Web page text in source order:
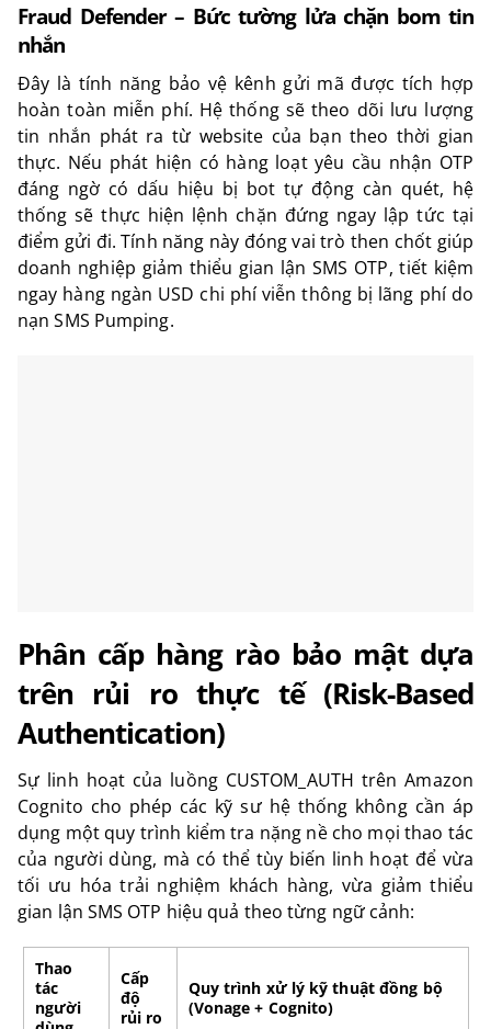
Fraud Defender – Bức tường lửa chặn bom tin
nhắn
Đây là tính năng bảo vệ kênh gửi mã được tích hợp
hoàn toàn miễn phí. Hệ thống sẽ theo dõi lưu lượng
tin nhắn phát ra từ website của bạn theo thời gian
thực. Nếu phát hiện có hàng loạt yêu cầu nhận OTP
đáng ngờ có dấu hiệu bị bot tự động càn quét, hệ
thống sẽ thực hiện lệnh chặn đứng ngay lập tức tại
điểm gửi đi. Tính năng này đóng vai trò then chốt giúp
doanh nghiệp giảm thiểu gian lận SMS OTP, tiết kiệm
ngay hàng ngàn USD chi phí viễn thông bị lãng phí do
nạn SMS Pumping.
Phân cấp hàng rào bảo mật dựa
trên rủi ro thực tế (Risk-Based
Authentication)
Sự linh hoạt của luồng CUSTOM_AUTH trên Amazon
Cognito cho phép các kỹ sư hệ thống không cần áp
dụng một quy trình kiểm tra nặng nề cho mọi thao tác
của người dùng, mà có thể tùy biến linh hoạt để vừa
tối ưu hóa trải nghiệm khách hàng, vừa giảm thiểu
gian lận SMS OTP hiệu quả theo từng ngữ cảnh:
Thao
tác
người
Cấp
độ
rủi ro
Quy trình xử lý kỹ thuật đồng bộ
(Vonage + Cognito)